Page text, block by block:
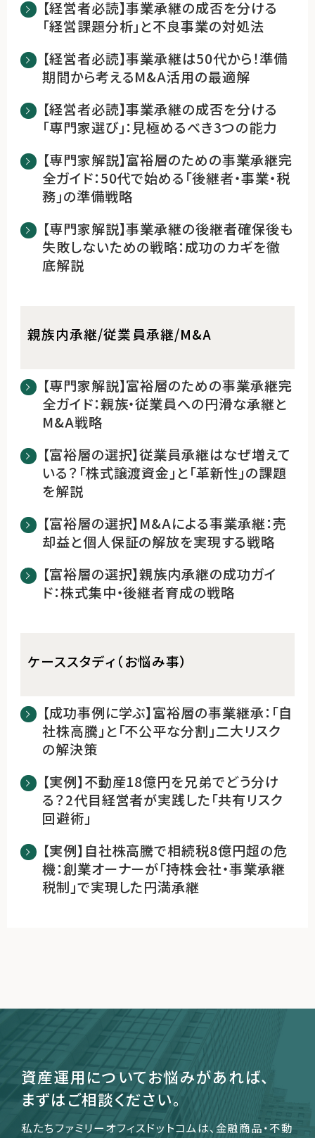
【経営者必読】事業承継の成否を分ける
「経営課題分析」と不良事業の対処法
【経営者必読】事業承継は50代から！準備
期間から考えるM&A活用の最適解
【経営者必読】事業承継の成否を分ける
「専門家選び」：見極めるべき3つの能力
【専門家解説】富裕層のための事業承継完
全ガイド：50代で始める「後継者・事業・税
務」の準備戦略
【専門家解説】事業承継の後継者確保後も
失敗しないための戦略：成功のカギを徹
底解説
親族内承継/従業員承継/M&A
【専門家解説】富裕層のための事業承継完
全ガイド：親族・従業員への円滑な承継と
M&A戦略
【富裕層の選択】従業員承継はなぜ増えて
いる？「株式譲渡資金」と「革新性」の課題
を解説
【富裕層の選択】M&Aによる事業承継：売
却益と個人保証の解放を実現する戦略
【富裕層の選択】親族内承継の成功ガイ
ド：株式集中・後継者育成の戦略
ケーススタディ（お悩み事）
【成功事例に学ぶ】富裕層の事業継承：「自
社株高騰」と「不公平な分割」二大リスク
の解決策
【実例】不動産18億円を兄弟でどう分け
る？2代目経営者が実践した「共有リスク
回避術」
【実例】自社株高騰で相続税8億円超の危
機：創業オーナーが「持株会社・事業承継
税制」で実現した円満承継
資産運用についてお悩みがあれば、
まずはご相談ください。
私たちファミリーオフィスドットコムは、金融商品・不動